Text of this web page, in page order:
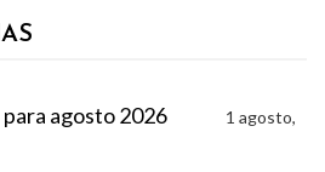
agosto 2026
1 agosto,